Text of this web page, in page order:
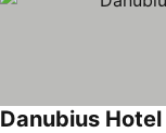
Danubius